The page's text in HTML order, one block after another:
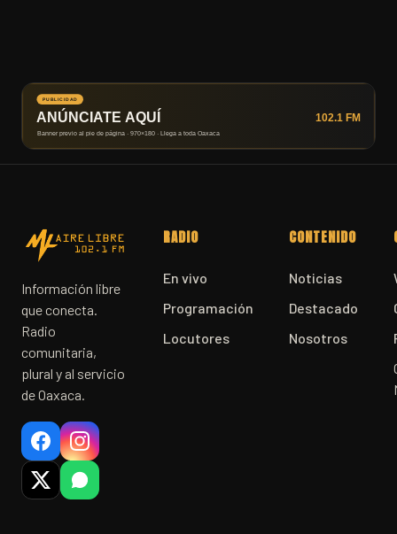
Información libre
que conecta.
Radio
comunitaria,
plural y al servicio
de Oaxaca.
RADIO
En vivo
Programación
Locutores
CONTENIDO
Noticias
Destacado
Nosotros